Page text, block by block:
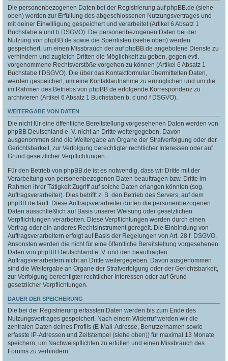
Die personenbezogenen Daten bei der Registrierung auf phpBB.de (siehe
oben) werden zur Erfüllung des abgeschlossenen Nutzungsvertrages und
mit deiner Einwilligung gespeichert und verarbeitet (Artikel 6 Absatz 1
Buchstabe a und b DSGVO). Die personenbezogenen Daten bei der
Nutzung von phpBB.de sowie die Sperrlisten (siehe oben) werden
gespeichert, um einen Missbrauch der auf phpBB.de angebotene Dienste zu
verhindern und zugleich Dritten die Möglichkeit zu geben, gegen evtl.
vorgenommene Rechtsverstöße vorgehen zu können (Artikel 6 Absatz 1
Buchstabe f DSGVO). Die über das Kontaktformular übermittelten Daten,
werden gespeichert, um eine Kontaktaufnahme zu ermöglichen und um die
im Rahmen des Betriebs von phpBB.de erfolgende Korrespondenz zu
archivieren (Artikel 6 Absatz 1 Buchstaben b, c und f DSGVO).
WEITERGABE VON DATEN
Die nicht für eine öffentliche Bereitstellung vorgesehenen Daten werden von
phpBB Deutschland e. V. nicht an Dritte weitergegeben. Davon
ausgenommen sind die Weitergabe an Organe der Strafverfolgung oder der
Gerichtsbarkeit, zur Verfolgung berechtigter rechtlicher Interessen oder auf
Grund gesetzlicher Verpflichtungen.
Für den Betrieb von phpBB.de ist es notwendig, dass wir Dritte mit der
Verarbeitung von personenbezogenen Daten beauftragen bzw. Dritte im
Rahmen ihrer Tätigkeit Zugriff auf solche Daten erlangen könnten (sog.
Auftragsverarbeiter). Dies betrifft z. B. den Betrieb des Servers, auf dem
phpBB.de läuft. Diese Auftragsverarbeiter dürfen die personenbezogenen
Daten ausschließlich auf Basis unserer Weisung oder gesetzlichen
Verpflichtungen verarbeiten. Diese Verpflichtungen werden durch einen
Vertrag oder ein anderes Rechtsinstrument geregelt. Die Einbindung von
Auftragsverarbeitern erfolgt auf Basis der Regelungen von Art. 28 f. DSGVO.
Ansonsten werden die nicht für eine öffentliche Bereitstellung vorgesehenen
Daten von phpBB Deutschland e. V. und den beauftragten
Auftragsverarbeitern nicht an Dritte weitergegeben. Davon ausgenommen
sind die Weitergabe an Organe der Strafverfolgung oder der Gerichtsbarkeit,
zur Verfolgung berechtigter rechtlicher Interessen oder auf Grund
gesetzlicher Verpflichtungen.
DAUER DER SPEICHERUNG
Die bei der Registrierung erfassten Daten werden bis zum Ende des
Nutzungsvertrages gespeichert. Nach einem Widerruf werden wir die
zentralen Daten deines Profils (E-Mail-Adresse, Benutzernamen sowie
erfasste IP-Adressen und Zeitstempel (siehe oben)) für maximal 13 Monate
speichern, um Nachweispflichten zu erfüllen und einen Missbrauch des
Forums zu verhindern.